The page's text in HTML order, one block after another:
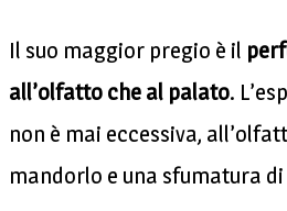
Il suo maggior pregio è il
all’olfatto che al palato.
non è mai eccessiva,
mandorlo e una sfumatura